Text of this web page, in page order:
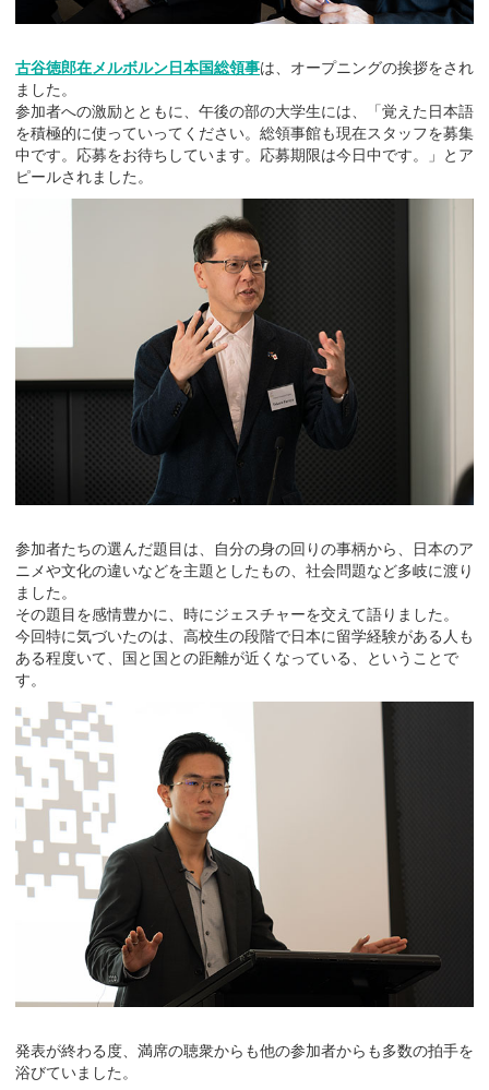
古谷徳郎在メルボルン日本国総領事は、オープニングの挨拶をされ
ました。
参加者への激励とともに、午後の部の大学生には、「覚えた日本語
を積極的に使っていってください。総領事館も現在スタッフを募集
中です。応募をお待ちしています。応募期限は今日中です。」とア
ピールされました。
参加者たちの選んだ題目は、自分の身の回りの事柄から、日本のア
ニメや文化の違いなどを主題としたもの、社会問題など多岐に渡り
ました。
その題目を感情豊かに、時にジェスチャーを交えて語りました。
今回特に気づいたのは、高校生の段階で日本に留学経験がある人も
ある程度いて、国と国との距離が近くなっている、ということで
す。
発表が終わる度、満席の聴衆からも他の参加者からも多数の拍手を
浴びていました。